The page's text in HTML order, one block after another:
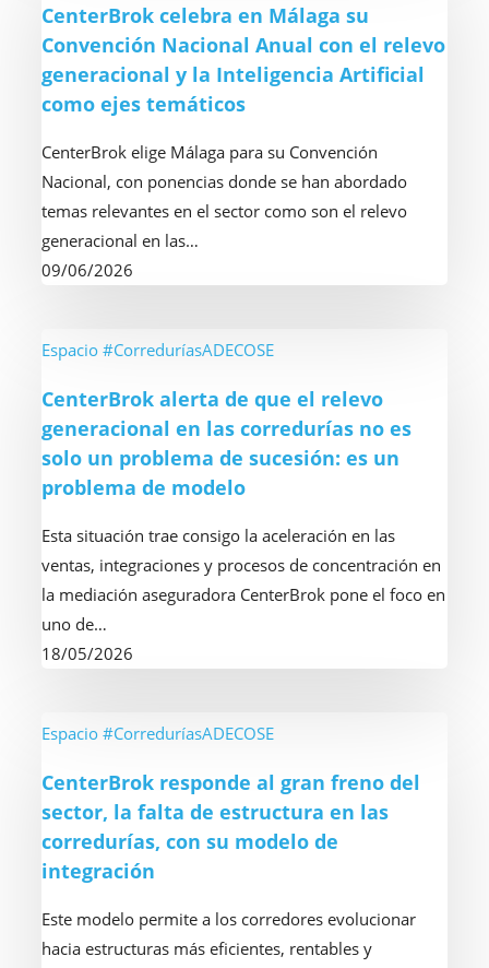
se
han
contratado
en
Málaga
su
Convención
Anual
con
el
relevo
generacional
la
Artificial
como
ejes
temáticos
CenterBrok celebra en Málaga su
Convención Nacional Anual con el relevo
generacional y la Inteligencia Artificial
como ejes temáticos
CenterBrok elige Málaga para su Convención
Nacional, con ponencias donde se han abordado
temas relevantes en el sector como son el relevo
generacional en las…
09/06/2026
CenterBrok
de
que
el
relevo
en
las
corredurías
no
es
un
de
sucesión:
es
un
de
modelo
Espacio #CorreduríasADECOSE
CenterBrok alerta de que el relevo
generacional en las corredurías no es
solo un problema de sucesión: es un
problema de modelo
Esta situación trae consigo la aceleración en las
ventas, integraciones y procesos de concentración en
la mediación aseguradora CenterBrok pone el foco en
uno de…
18/05/2026
CenterBrok
al
gran
freno
del
la
falta
Espacio #CorreduríasADECOSE
CenterBrok responde al gran freno del
sector, la falta de estructura en las
corredurías, con su modelo de
integración
Este modelo permite a los corredores evolucionar
hacia estructuras más eficientes, rentables y